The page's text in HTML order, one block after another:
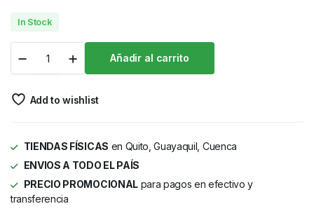
In Stock
Añadir al carrito
Add to wishlist
TIENDAS FÍSICAS en Quito, Guayaquil, Cuenca
ENVIOS A TODO EL PAÍS
PRECIO PROMOCIONALpara pagos en efectivo y
transferencia